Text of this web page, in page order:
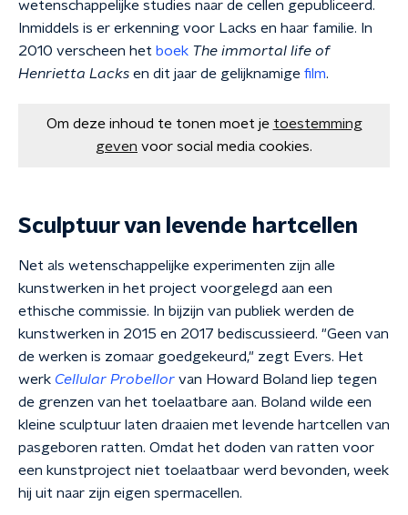
wetenschappelijke studies naar de cellen gepubliceerd.
Inmiddels is er erkenning voor Lacks en haar familie. In
2010 verscheen het boek The immortal life of
Henrietta Lacks en dit jaar de gelijknamige film.
Om deze inhoud te tonen moet je toestemming
geven voor social media cookies.
Sculptuur van levende hartcellen
Net als wetenschappelijke experimenten zijn alle
kunstwerken in het project voorgelegd aan een
ethische commissie. In bijzijn van publiek werden de
kunstwerken in 2015 en 2017 bediscussieerd. "Geen van
de werken is zomaar goedgekeurd," zegt Evers. Het
werk Cellular Probellor van Howard Boland liep tegen
de grenzen van het toelaatbare aan. Boland wilde een
kleine sculptuur laten draaien met levende hartcellen van
pasgeboren ratten. Omdat het doden van ratten voor
een kunstproject niet toelaatbaar werd bevonden, week
hij uit naar zijn eigen spermacellen.